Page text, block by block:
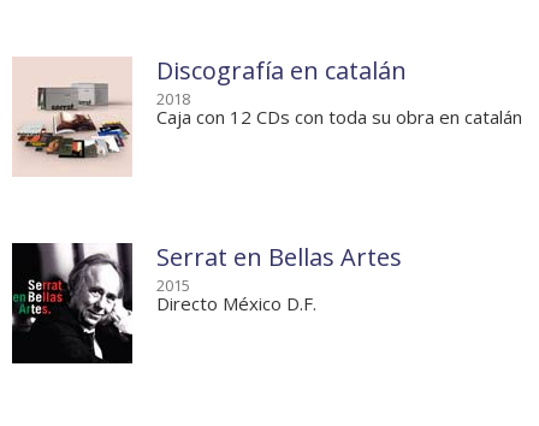
Discografía en catalán
2018
Caja con 12 CDs con toda su obra en catalán
Serrat en Bellas Artes
2015
Directo México D.F.